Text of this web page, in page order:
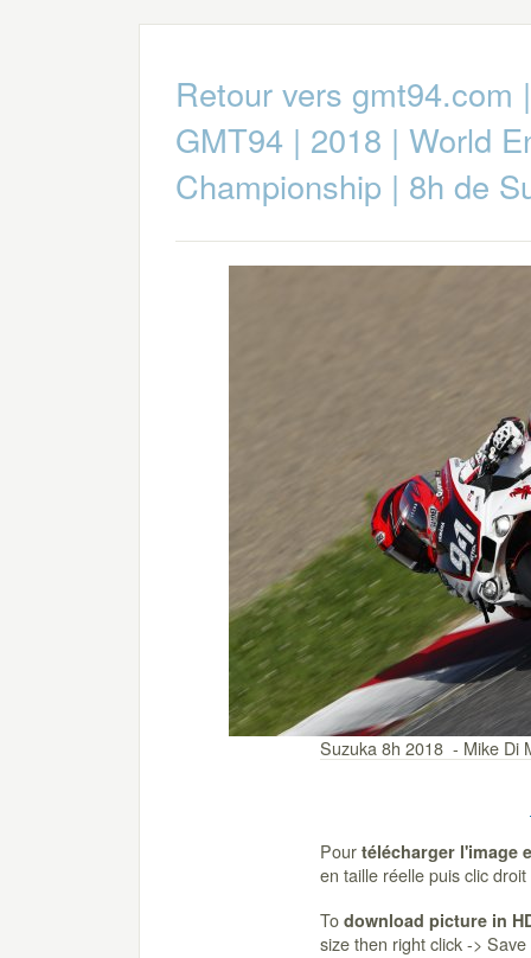
Retour vers gmt94.com
GMT94 | 2018 | World
Championship | 8h de
Suzuka 8h 2018 - Mike Di
Pour télécharger l'image
en taille réelle puis clic
To download picture in
size then right click ->